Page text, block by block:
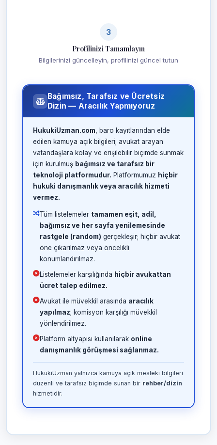
3
Profilinizi Tamamlayın
Bilgilerinizi güncelleyin, profilinizi güncel tutun
Bağımsız, Tarafsız ve Ücretsiz
Dizin — Aracılık Yapmıyoruz
HukukiUzman.com , baro kayıtlarından elde
edilen kamuya açık bilgileri; avukat arayan
vatandaşlara kolay ve erişilebilir biçimde sunmak
için kurulmuş bağımsız ve tarafsız bir
teknoloji platformudur. Platformumuz hiçbir
hukuki danışmanlık veya aracılık hizmeti
vermez.
Tüm listelemeler tamamen eşit, adil,
bağımsız ve her sayfa yenilemesinde
rastgele (random) gerçekleşir; hiçbir avukat
öne çıkarılmaz veya öncelikli
konumlandırılmaz.
Listelemeler karşılığında hiçbir avukattan
ücret talep edilmez.
Avukat ile müvekkil arasında aracılık
yapılmaz; komisyon karşılığı müvekkil
yönlendirilmez.
Platform altyapısı kullanılarak online
danışmanlık görüşmesi sağlanmaz.
HukukiUzman yalnızca kamuya açık mesleki bilgileri
düzenli ve tarafsız biçimde sunan bir rehber/dizin
hizmetidir.